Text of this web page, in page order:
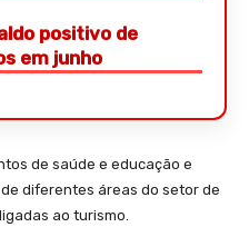
positivo de
em junho
de saúde e educação e
diferentes áreas do setor de
ao turismo.